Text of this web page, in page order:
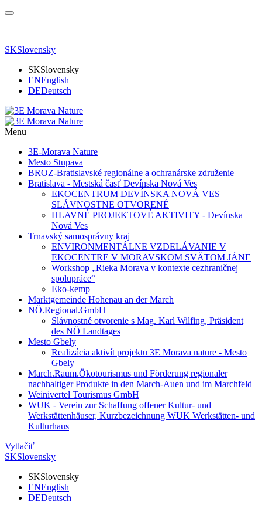
SKSlovensky
SKSlovensky
ENEnglish
DEDeutsch
Menu
3E-Morava Nature
Mesto Stupava
BROZ-Bratislavské regionálne a ochranárske združenie
Bratislava - Mestská časť Devínska Nová Ves
EKOCENTRUM DEVÍNSKA NOVÁ VES
SLÁVNOSTNE OTVORENÉ
HLAVNÉ PROJEKTOVÉ AKTIVITY - Devínska
Nová Ves
Trnavský samosprávny kraj
ENVIRONMENTÁLNE VZDELÁVANIE V
EKOCENTRE V MORAVSKOM SVÄTOM JÁNE
Workshop „Rieka Morava v kontexte cezhraničnej
spolupráce“
Eko-kemp
Marktgemeinde Hohenau an der March
NÖ.Regional.GmbH
Slávnostné otvorenie s Mag. Karl Wilfing, Präsident
des NÖ Landtages
Mesto Gbely
Realizácia aktivít projektu 3E Morava nature - Mesto
Gbely
March.Raum.Ökotourismus und Förderung regionaler
nachhaltiger Produkte in den March-Auen und im Marchfeld
Weinivertel Tourismus GmbH
WUK - Verein zur Schaffung offener Kultur- und
Werkstättenhäuser, Kurzbezeichnung WUK Werkstätten- und
Kulturhaus
Vytlačiť
SKSlovensky
SKSlovensky
ENEnglish
DEDeutsch